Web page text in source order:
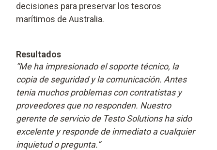
decisiones para preservar los tesoros
marítimos de Australia.
Resultados
“Me ha impresionado el soporte técnico, la
copia de seguridad y la comunicación. Antes
tenia muchos problemas con contratistas y
proveedores que no responden. Nuestro
gerente de servicio de Testo Solutions ha sido
excelente y responde de inmediato a cualquier
inquietud o pregunta.”